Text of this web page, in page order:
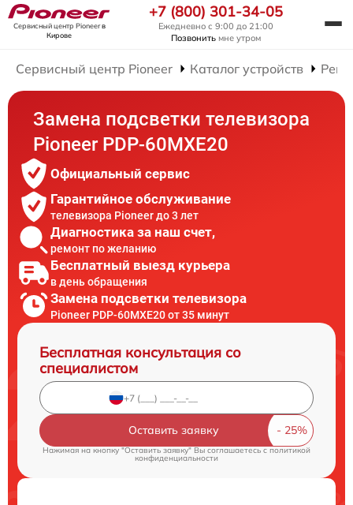
Сервисный центр Pioneerв
Кирове
+7 (800) 301-34-05
Ежедневно с 9:00 до 21:00
Позвонить мне утром
Сервисный центр Pioneer Каталог устройств
Замена подсветки телевизора
Pioneer PDP-60MXE20
Официальный сервис
Гарантийное обслуживание
телевизора Pioneer до 3 лет
Диагностика за наш счет,
ремонт по желанию
Бесплатный выезд курьера
в день обращения
Замена подсветки телевизора
Pioneer PDP-60MXE20 от 35 минут
Бесплатная консультация со
специалистом
Оставить заявку
Нажимая на кнопку "Оставить заявку" Вы соглашаетесь cполитикой
конфиденциальности